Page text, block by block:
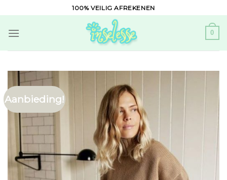
to
content
100% VEILIG AFREKENEN
0
Aanbieding!